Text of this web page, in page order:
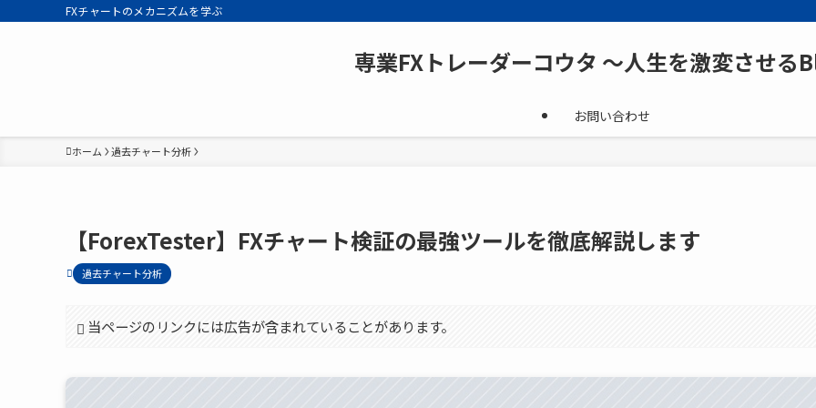
FXチャートのメカニズムを学ぶ
専業FXトレーダーコウタ ～人生を激変させる
お問い合わせ
ホーム 過去チャート分析
【ForexTester】FXチャート検証の最強ツールを徹底解説します
過去チャート分析
当ページのリンクには広告が含まれていることがあります。